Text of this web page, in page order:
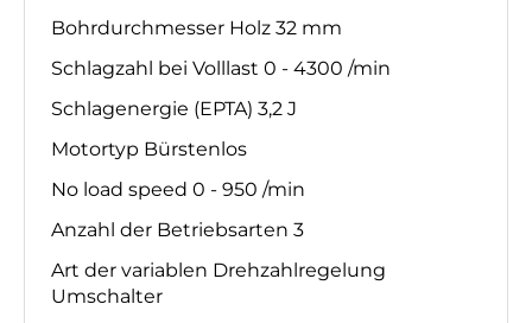
Bohrdurchmesser Holz 32 mm
Schlagzahl bei Volllast 0 - 4300 /min
Schlagenergie (EPTA) 3,2 J
Motortyp Bürstenlos
No load speed 0 - 950 /min
Anzahl der Betriebsarten 3
Art der variablen Drehzahlregelung
Umschalter